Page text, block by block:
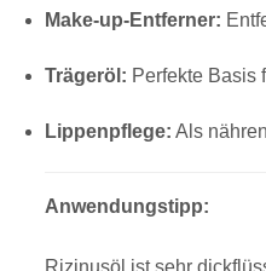
Make-up-Entferner:
Trägeröl: Perfekte Basis
Lippenpflege: Als
Anwendungstipp:
Rizinusöl ist sehr